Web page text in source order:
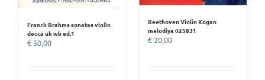
Franck Brahms sonatas violin
decca uk wb ed.1
€ 30,00
Beethoven Violin Kogan
melodiya 025831
€ 20,00